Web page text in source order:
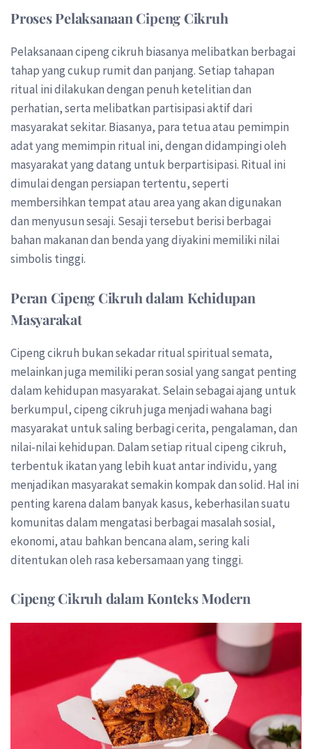
Proses Pelaksanaan Cipeng Cikruh
Pelaksanaan cipeng cikruh biasanya melibatkan berbagai
tahap yang cukup rumit dan panjang. Setiap tahapan
ritual ini dilakukan dengan penuh ketelitian dan
perhatian, serta melibatkan partisipasi aktif dari
masyarakat sekitar. Biasanya, para tetua atau pemimpin
adat yang memimpin ritual ini, dengan didampingi oleh
masyarakat yang datang untuk berpartisipasi. Ritual ini
dimulai dengan persiapan tertentu, seperti
membersihkan tempat atau area yang akan digunakan
dan menyusun sesaji. Sesaji tersebut berisi berbagai
bahan makanan dan benda yang diyakini memiliki nilai
simbolis tinggi.
Peran Cipeng Cikruh dalam Kehidupan
Masyarakat
Cipeng cikruh bukan sekadar ritual spiritual semata,
melainkan juga memiliki peran sosial yang sangat penting
dalam kehidupan masyarakat. Selain sebagai ajang untuk
berkumpul, cipeng cikruh juga menjadi wahana bagi
masyarakat untuk saling berbagi cerita, pengalaman, dan
nilai-nilai kehidupan. Dalam setiap ritual cipeng cikruh,
terbentuk ikatan yang lebih kuat antar individu, yang
menjadikan masyarakat semakin kompak dan solid. Hal ini
penting karena dalam banyak kasus, keberhasilan suatu
komunitas dalam mengatasi berbagai masalah sosial,
ekonomi, atau bahkan bencana alam, sering kali
ditentukan oleh rasa kebersamaan yang tinggi.
Cipeng Cikruh dalam Konteks Modern